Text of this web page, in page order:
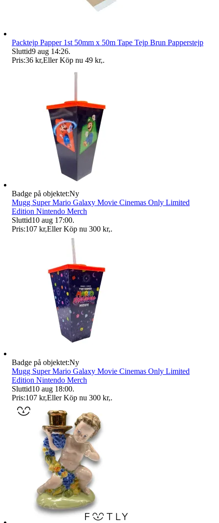
Packtejp Papper 1st 50mm x 50m Tape Tejp Brun Papperstejp
Sluttid9 aug 14:26.
Pris:36 kr,Eller Köp nu 49 kr,.
Badge på objektet:Ny
Mugg Super Mario Galaxy Movie Cinemas Only Limited
Edition Nintendo Merch
Sluttid10 aug 17:00.
Pris:107 kr,Eller Köp nu 300 kr,.
Badge på objektet:Ny
Mugg Super Mario Galaxy Movie Cinemas Only Limited
Edition Nintendo Merch
Sluttid10 aug 18:00.
Pris:107 kr,Eller Köp nu 300 kr,.